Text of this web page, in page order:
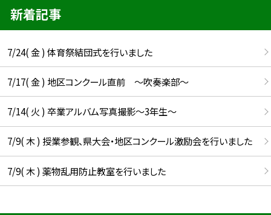
新着記事
7/24( 金 ) 体育祭結団式を行いました
7/17( 金 ) 地区コンクール直前 ～吹奏楽部～
7/14( 火 ) 卒業アルバム写真撮影～3年生～
7/9( 木 ) 授業参観、県大会・地区コンクール激励会を行いました
7/9( 木 ) 薬物乱用防止教室を行いました